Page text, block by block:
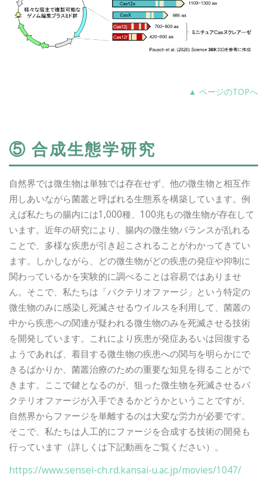
▲ ページのTOPへ
⑤ 合成生態学研究
自然界では微生物は単独では存在せず、他の微生物と相互作
用しあいながら菌叢と呼ばれる生態系を構築しています。例
えば私たちの腸内には1,000種、100兆もの微生物が存在して
います。近年の研究により、腸内の微生物バランスが乱れる
ことで、多様な疾患が引き起こされることがわかってきてい
ます。しかしながら、どの微生物がどの疾患の発症や抑制に
関わっているかを実験的に調べることは容易ではありませ
ん。そこで、私たちは「バクテリオファージ」という特定の
微生物のみに感染し死滅させるウイルスを利用して、菌叢の
中から疾患への関連が疑われる微生物のみを死滅させる技術
を開発しています。これにより疾患が発症あるいは回復する
ようであれば、着目する微生物の疾患への関与を明らかにで
きるばかりか、菌叢治療のための重要な知見を得ることがで
きます。ここで鍵となるのが、狙った微生物を死滅させるバ
クテリオファージが入手できるかどうかということですが、
自然界からファージを単離するのは大変な労力が必要です。
そこで、私たちは人工的にファージを合成する技術の開発も
行っています（詳しくは下記動画をご覧ください）。
https://www.sensei-ch.rd.kansai-u.ac.jp/movies/1047/